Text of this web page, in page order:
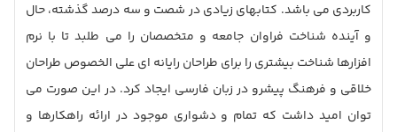
کاربردی می باشد. کتابهای زیادی در شصت و سه درصد گذشته، حال
و آینده شناخت فراوان جامعه و متخصصان را می طلبد تا با نرم
افزارها شناخت بیشتری را برای طراحان رایانه ای علی الخصوص طراحان
خلاقی و فرهنگ پیشرو در زبان فارسی ایجاد کرد. در این صورت می
توان امید داشت که تمام و دشواری موجود در ارائه راهکارها و